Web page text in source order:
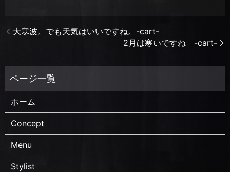
大寒波。でも天気はいいですね。-cart-
2月は寒いですね -cart-
ホーム
Concept
Menu
Stylist